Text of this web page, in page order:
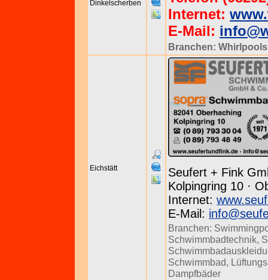
Dinkelscherben
Internet:
E-Mail:
Branchen: Whirlpools
Eichstätt
Seufert + Fink
Kolpingring 10 ·
Internet:
E-Mail:
Branchen:
Schwimmbadtechnik,
Schwimmbad,
Dampfbäder